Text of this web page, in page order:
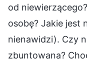
od
osobę? Jakie jest
nienawidzi). Czy
zbuntowana?